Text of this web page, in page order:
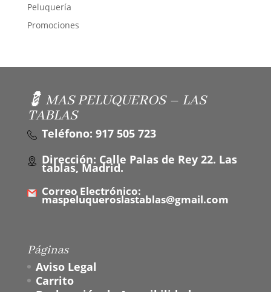
Peluquería
Promociones
💈 MAS PELUQUEROS – LAS
TABLAS
Teléfono: 917 505 723
Dirección: Calle Palas de Rey 22. Las
tablas, Madrid.
Correo Electrónico:
maspeluqueroslastablas@gmail.com
Páginas
Aviso Legal
Carrito